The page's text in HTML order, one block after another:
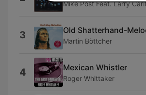
Mike Post Feat. Larry
3 Old Shatterhand-
Martin Böttcher
4 Mexican Whistler
Roger Whittaker